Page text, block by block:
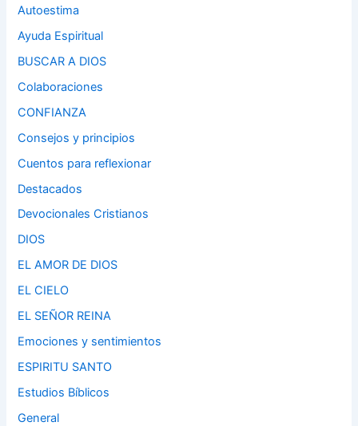
Autoestima
Ayuda Espiritual
BUSCAR A DIOS
Colaboraciones
CONFIANZA
Consejos y principios
Cuentos para reflexionar
Destacados
Devocionales Cristianos
DIOS
EL AMOR DE DIOS
EL CIELO
EL SEÑOR REINA
Emociones y sentimientos
ESPIRITU SANTO
Estudios Bíblicos
General